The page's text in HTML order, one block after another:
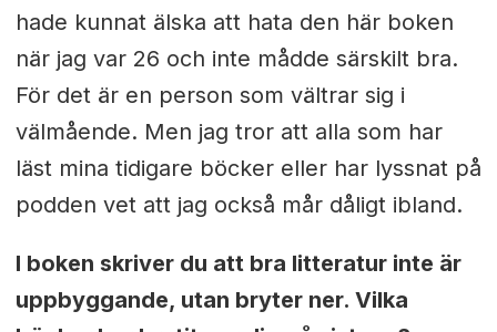
hade kunnat älska att hata den här boken
när jag var 26 och inte mådde särskilt bra.
För det är en person som vältrar sig i
välmående. Men jag tror att alla som har
läst mina tidigare böcker eller har lyssnat på
podden vet att jag också mår dåligt ibland.
I boken skriver du att bra litteratur inte är
uppbyggande, utan bryter ner. Vilka